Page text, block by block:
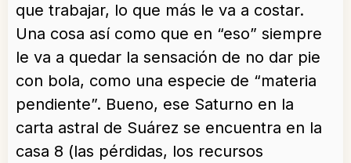
que trabajar, lo que más le va a costar.
Una cosa así como que en “eso” siempre
le va a quedar la sensación de no dar pie
con bola, como una especie de “materia
pendiente”. Bueno, ese Saturno en la
carta astral de Suárez se encuentra en la
casa 8 (las pérdidas, los recursos